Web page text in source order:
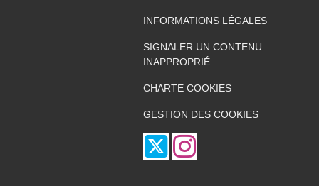
INFORMATIONS LÉGALES
SIGNALER UN CONTENU
INAPPROPRIÉ
CHARTE COOKIES
GESTION DES COOKIES